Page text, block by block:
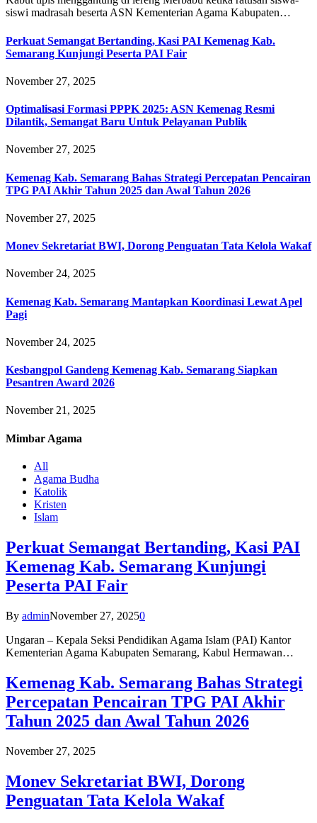
siswi madrasah beserta ASN Kementerian Agama Kabupaten…
Perkuat Semangat Bertanding, Kasi PAI Kemenag Kab.
Semarang Kunjungi Peserta PAI Fair
November 27, 2025
Optimalisasi Formasi PPPK 2025: ASN Kemenag Resmi
Dilantik, Semangat Baru Untuk Pelayanan Publik
November 27, 2025
Kemenag Kab. Semarang Bahas Strategi Percepatan Pencairan
TPG PAI Akhir Tahun 2025 dan Awal Tahun 2026
November 27, 2025
Monev Sekretariat BWI, Dorong Penguatan Tata Kelola Wakaf
November 24, 2025
Kemenag Kab. Semarang Mantapkan Koordinasi Lewat Apel
Pagi
November 24, 2025
Kesbangpol Gandeng Kemenag Kab. Semarang Siapkan
Pesantren Award 2026
November 21, 2025
Mimbar Agama
All
Agama Budha
Katolik
Kristen
Islam
Perkuat Semangat Bertanding, Kasi PAI
Kemenag Kab. Semarang Kunjungi
Peserta PAI Fair
By adminNovember 27, 20250
Ungaran – Kepala Seksi Pendidikan Agama Islam (PAI) Kantor
Kementerian Agama Kabupaten Semarang, Kabul Hermawan…
Kemenag Kab. Semarang Bahas Strategi
Percepatan Pencairan TPG PAI Akhir
Tahun 2025 dan Awal Tahun 2026
November 27, 2025
Monev Sekretariat BWI, Dorong
Penguatan Tata Kelola Wakaf